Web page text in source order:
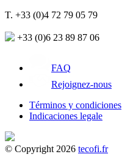
T. +33 (0)4 72 79 05 79
+33 (0)6 23 89 87 06
FAQ
Rejoignez-nous
Términos y condiciones
Indicaciones legale
© Copyright 2026 tecofi.fr